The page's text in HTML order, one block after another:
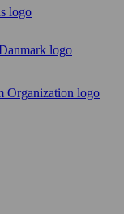
logo
logo
Organization logo